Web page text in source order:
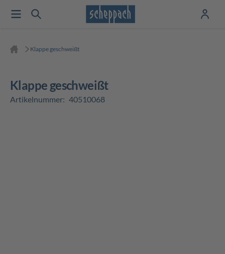
Klappe geschweißt
Klappe geschweißt
Artikelnummer: 40510068